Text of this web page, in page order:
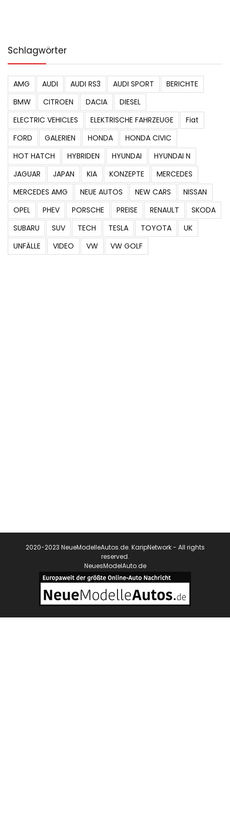
Schlagwörter
AMG AUDI AUDI RS3 AUDI SPORT
BERICHTE
BMW
CITROEN DACIA
DIESEL
ELECTRIC VEHICLES
ELEKTRISCHE FAHRZEUGE
Fiat
FORD
GALERIEN HONDA
HONDA CIVIC
HOT HATCH
HYBRIDEN HYUNDAI
HYUNDAI N
JAGUAR
JAPAN KIA KONZEPTE
MERCEDES
MERCEDES AMG
NEUE AUTOS NEW CARS
NISSAN
OPEL
PHEV PORSCHE PREISE RENAULT
SKODA
SUBARU
SUV TECH TESLA TOYOTA
UK
UNFÄLLE
VIDEO VW VW GOLF
2020-2023 NeueModelleAutos.de. KaripNetwork - All rights
reserved.
NeuesModelAuto.de